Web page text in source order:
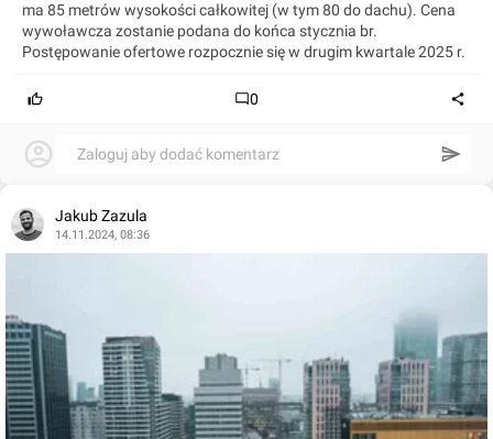
ma 85 metrów wysokości całkowitej (w tym 80 do dachu). Cena
wywoławcza zostanie podana do końca stycznia br.
Postępowanie ofertowe rozpocznie się w drugim kwartale 2025 r.
0
Zaloguj aby dodać komentarz
Jakub Zazula
14.11.2024, 08:36